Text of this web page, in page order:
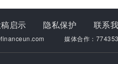
启示 隐私保护 联系
媒体合作：